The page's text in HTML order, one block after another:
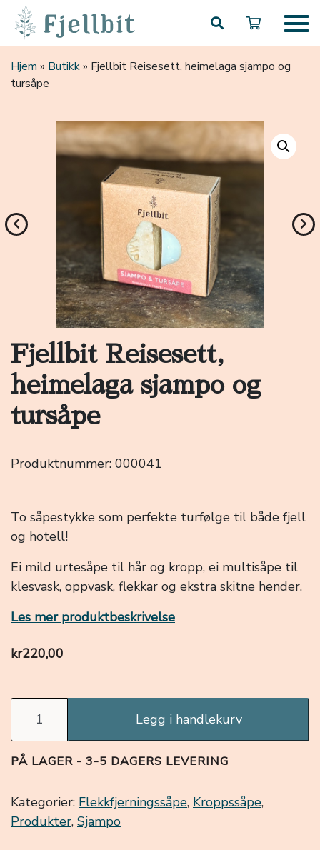
Hjem » Butikk» Fjellbit Reisesett, heimelaga sjampo og
tursåpe
Fjellbit Reisesett,
heimelaga sjampo og
tursåpe
Produktnummer: 000041
To såpestykke som perfekte turfølge til både fjell
og hotell!
Ei mild urtesåpe til hår og kropp, ei multisåpe til
klesvask, oppvask, flekkar og ekstra skitne hender.
Les mer produktbeskrivelse
kr220,00
Legg i handlekurv
PÅ LAGER - 3-5 DAGERS LEVERING
Kategorier: Flekkfjerningssåpe, Kroppssåpe,
Produkter, Sjampo